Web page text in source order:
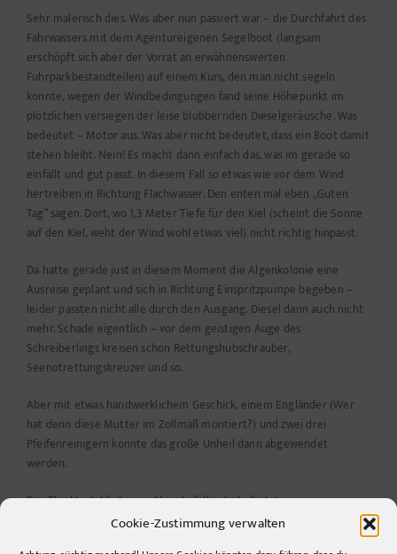
Cookie-Zustimmung verwalten
Sehr malerisch dies. Was aber nun passiert war – die Durchfahrt des
Fahrwassers mit dem Agentureigenen Segelboot (langsam
erschöpft sich aber der Vorrat an erwähnenswerten
Fuhrparkbestandteilen) auf einem Kurs, den man nicht segeln
konnte, wegen der Windbedingungen fand seine Höhepunkt im
plötzlichen versiegen der leise blubbernden Dieselgeräusche. Was
bedeutet – Motor aus. Was aber nicht bedeutet, dass ein Boot damit
stehen bleibt. Nein! Es macht dann einfach das, was im gerade so
einfällt und gut passt. In diesem Fall so etwas wie vor dem Wind
hertreiben in Richtung Flachwasser. Den enten mal eben „Guten
Tag“ sagen. Dort, wo 1,3 Meter Tiefe für den Kiel (scheint die Sonne
auf den Kiel, weht der Wind wohl etwas viel) nicht richtig hinpasst.
Da hatte gerade just in diesem Moment die Algenkolonie eine
Ausreise geplant und sich in Richtung Einspritzpumpe begeben –
leider passten nicht alle durch den Ausgang. Diesel dann auch nicht
mehr. Schade eigentlich – vor dem geistigen Auge des
Schreiberlings kreisen schon Rettungshubschrauber,
Seenotrettungskreuzer und so.
Aber mit etwas handwerklichem Geschick, einem Engländer (Wer
hat denn diese Mutter im Zollmaß montiert?) und zwei drei
Pfeifenreinigern konnte das große Unheil dann abgewendet
werden.
Der Thinktank blieb vom Algenbefall unbehelligt ;)